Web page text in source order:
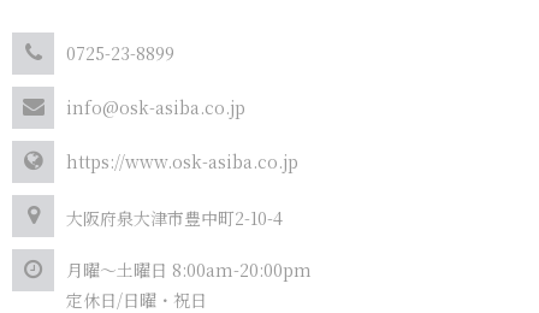
0725-23-8899
info@osk-asiba.co.jp
https://www.osk-asiba.co.jp
大阪府泉大津市豊中町2-10-4
月曜～土曜日 8:00am-20:00pm
定休日/日曜・祝日